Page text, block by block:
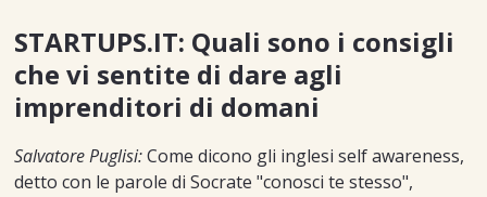
STARTUPS.IT: Quali sono i consigli
che vi sentite di dare agli
imprenditori di domani
Salvatore Puglisi:Come dicono gli inglesi self awareness,
detto con le parole di Socrate "conosci te stesso",